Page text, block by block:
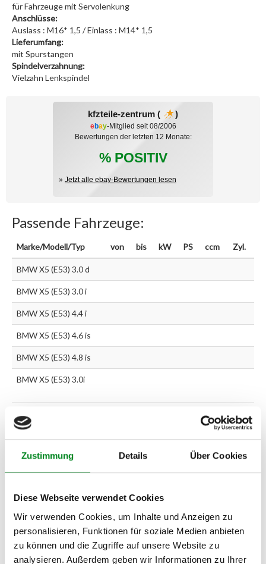
Zustimmung Details Über Cookies
Diese Webseite verwendet Cookies
Wir verwenden Cookies, um Inhalte und Anzeigen zu
personalisieren, Funktionen für soziale Medien anbieten
zu können und die Zugriffe auf unsere Website zu
analysieren. Außerdem geben wir Informationen zu Ihrer
für Fahrzeuge mit Servolenkung
Anschlüsse:
Auslass : M16* 1,5 / Einlass : M14* 1,5
Lieferumfang:
mit Spurstangen
Spindelverzahnung:
Vielzahn Lenkspindel
kfzteile-zentrum ( )
ebay-Mitglied seit 08/2006
Bewertungen der letzten 12 Monate:
% POSITIV
» Jetzt alle ebay-Bewertungen lesen
Passende Fahrzeuge:
Marke/Modell/Typ von bis kW PS ccm Zyl.
BMW X5 (E53) 3.0 d
BMW X5 (E53) 3.0 i
BMW X5 (E53) 4.4 i
BMW X5 (E53) 4.6 is
BMW X5 (E53) 4.8 is
BMW X5 (E53) 3.0i
Zur exakten Fahrzeug-Identifizierung können Sie auch unseren
Support kontaktieren (
(2.1) und zu 3 (2.2) oder
Fahrgestellnummer
Oder einfachim Chatnachfragen.